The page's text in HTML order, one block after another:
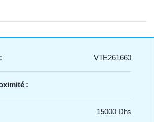
VTE261660
:
15000 Dhs